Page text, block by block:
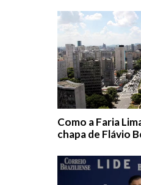
Como a Faria
chapa de Flávio